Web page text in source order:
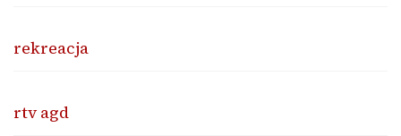
rekreacja
rtv agd